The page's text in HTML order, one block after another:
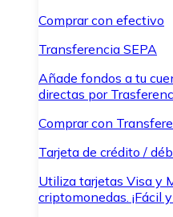
Comprar con efectivo
Transferencia SEPA
Añade fondos a tu
directas por
Comprar con
Tarjeta de crédito /
Utiliza tarjetas Visa y
criptomonedas. ¡Fácil